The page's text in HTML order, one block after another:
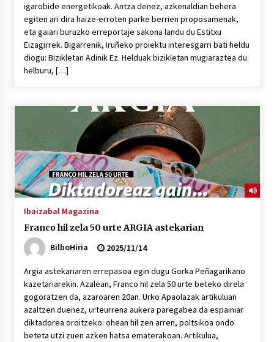
igarobide energetikoak. Antza denez, azkenaldian behera
egiten ari dira haize-erroten parke berrien proposamenak,
eta gaiari buruzko erreportaje sakona landu du Estitxu
Eizagirrek. Bigarrenik, Iruñeko proiektu interesgarri bati heldu
diogu: Bizikletan Adinik Ez. Helduak bizikletan mugiaraztea du
helburu, […]
Ibaizabal Magazina
Franco hil zela 50 urte ARGIA astekarian
BilboHiria
2025/11/14
Argia astekariaren errepasoa egin dugu Gorka Peñagarikano
kazetariarekin. Azalean, Franco hil zela 50 urte beteko direla
gogoratzen da, azaroaren 20an. Urko Apaolazak artikuluan
azaltzen duenez, urteurrena aukera paregabea da espainiar
diktadorea oroitzeko: ohean hil zen arren, poltsikoa ondo
beteta utzi zuen azken hatsa ematerakoan. Artikulua,